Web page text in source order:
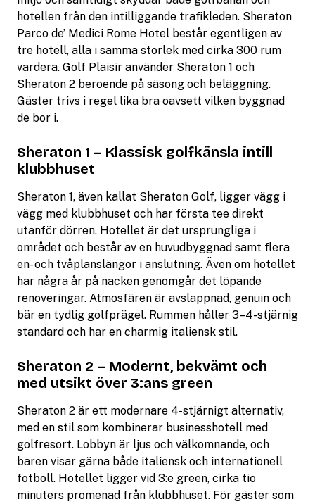
hotellen från den intilliggande trafikleden. Sheraton
Parco de’ Medici Rome Hotel består egentligen av
tre hotell, alla i samma storlek med cirka 300 rum
vardera. Golf Plaisir använder Sheraton 1 och
Sheraton 2 beroende på säsong och beläggning.
Gäster trivs i regel lika bra oavsett vilken byggnad
de bor i.
Sheraton 1 – Klassisk golfkänsla intill
klubbhuset
Sheraton 1, även kallat Sheraton Golf, ligger vägg i
vägg med klubbhuset och har första tee direkt
utanför dörren. Hotellet är det ursprungliga i
området och består av en huvudbyggnad samt flera
en- och tvåplanslängor i anslutning. Även om hotellet
har några år på nacken genomgår det löpande
renoveringar. Atmosfären är avslappnad, genuin och
bär en tydlig golfprägel. Rummen håller 3–4-stjärnig
standard och har en charmig italiensk stil.
Sheraton 2 – Modernt, bekvämt och
med utsikt över 3:ans green
Sheraton 2 är ett modernare 4-stjärnigt alternativ,
med en stil som kombinerar businesshotell med
golfresort. Lobbyn är ljus och välkomnande, och
baren visar gärna både italiensk och internationell
fotboll. Hotellet ligger vid 3:e green, cirka tio
minuters promenad från klubbhuset. För gäster som